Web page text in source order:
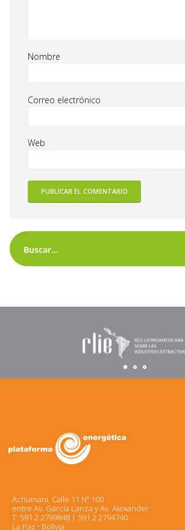
Nombre
Correo electrónico
Web
Achumani, Calle 11 Nº 100
entre Av. García Lanza y Av. Alexander
T: 591 2 2799848 | 591 2 2794740
La Paz • Bolivia